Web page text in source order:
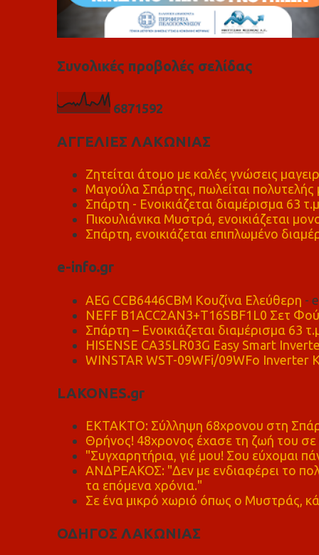
Συνολικές προβολές σελίδας
6871592
ΑΓΓΕΛΙΕΣ ΛΑΚΩΝΙΑΣ
Ζητείται άτομο με καλές γνώσεις
Μαγούλα Σπάρτης, πωλείται πολυτελής
Σπάρτη - Ενοικιάζεται διαμέρισμα 63 τ.μ
Πικουλιάνικα Μυστρά, ενοικιάζεται
Σπάρτη, ενοικιάζεται επιπλωμένο
e-info.gr
AEG CCB6446CBM Κουζίνα Ελεύθερη -
NEFF B1ACC2AN3+T16SBF1L0 Σετ
Σπάρτη – Ενοικιάζεται διαμέρισμα 63
HISENSE CA35LR03G Easy Smart
WINSTAR WST-09WFi/09WFo Inverter
LAKONES.gr
ΕΚΤΑΚΤΟ: Σύλληψη 68χρονου στη
Θρήνος! 48χρονος έχασε τη ζωή του
"Συγχαρητήρια, γιέ μου! Σου εύχομαι
ΑΝΔΡΕΑΚΟΣ: "Δεν με ενδιαφέρει το
τα επόμενα χρόνια."
Σε ένα μικρό χωριό όπως ο Μυστράς,
ΟΔΗΓΟΣ ΛΑΚΩΝΙΑΣ